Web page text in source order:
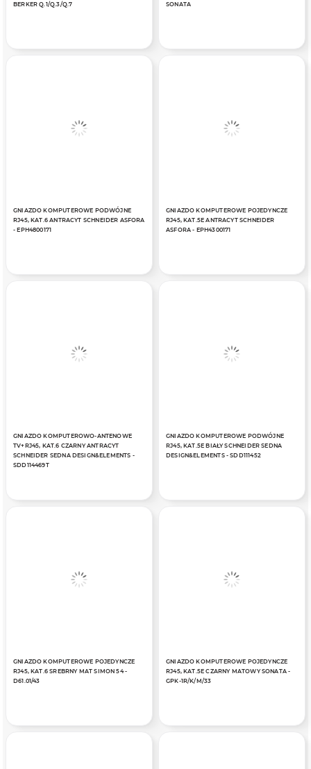
BERKER Q.1/Q.3/Q.7 SONATA
GNIAZDO KOMPUTEROWE PODWÓJNE
RJ45, KAT.6 ANTRACYT SCHNEIDER ASFORA
- EPH4800171
GNIAZDO KOMPUTEROWE POJEDYNCZE
RJ45, KAT.5E ANTRACYT SCHNEIDER
ASFORA - EPH4300171
GNIAZDO KOMPUTEROWO-ANTENOWE
TV+RJ45, KAT.6 CZARNY ANTRACYT
SCHNEIDER SEDNA DESIGN&ELEMENTS -
SDD114469T
GNIAZDO KOMPUTEROWE PODWÓJNE
RJ45, KAT.5E BIAŁY SCHNEIDER SEDNA
DESIGN&ELEMENTS - SDD111452
GNIAZDO KOMPUTEROWE POJEDYNCZE
RJ45, KAT.6 SREBRNY MAT SIMON 54 -
D61.01/43
GNIAZDO KOMPUTEROWE POJEDYNCZE
RJ45, KAT.5E CZARNY MATOWY SONATA -
GPK-1R/K/M/33